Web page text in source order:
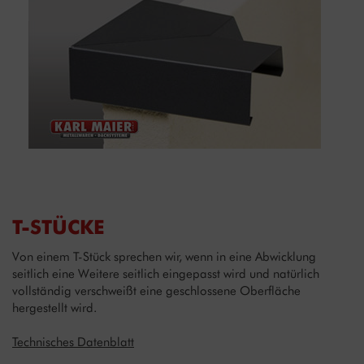
T-STÜCKE
Von einem T-Stück sprechen wir, wenn in eine Abwicklung
seitlich eine Weitere seitlich eingepasst wird und natürlich
vollständig verschweißt eine geschlossene Oberfläche
hergestellt wird.
Technisches Datenblatt